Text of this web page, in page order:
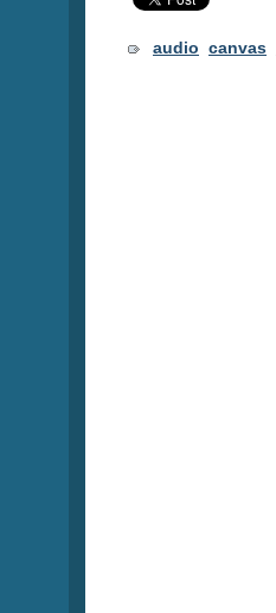
audio canvas